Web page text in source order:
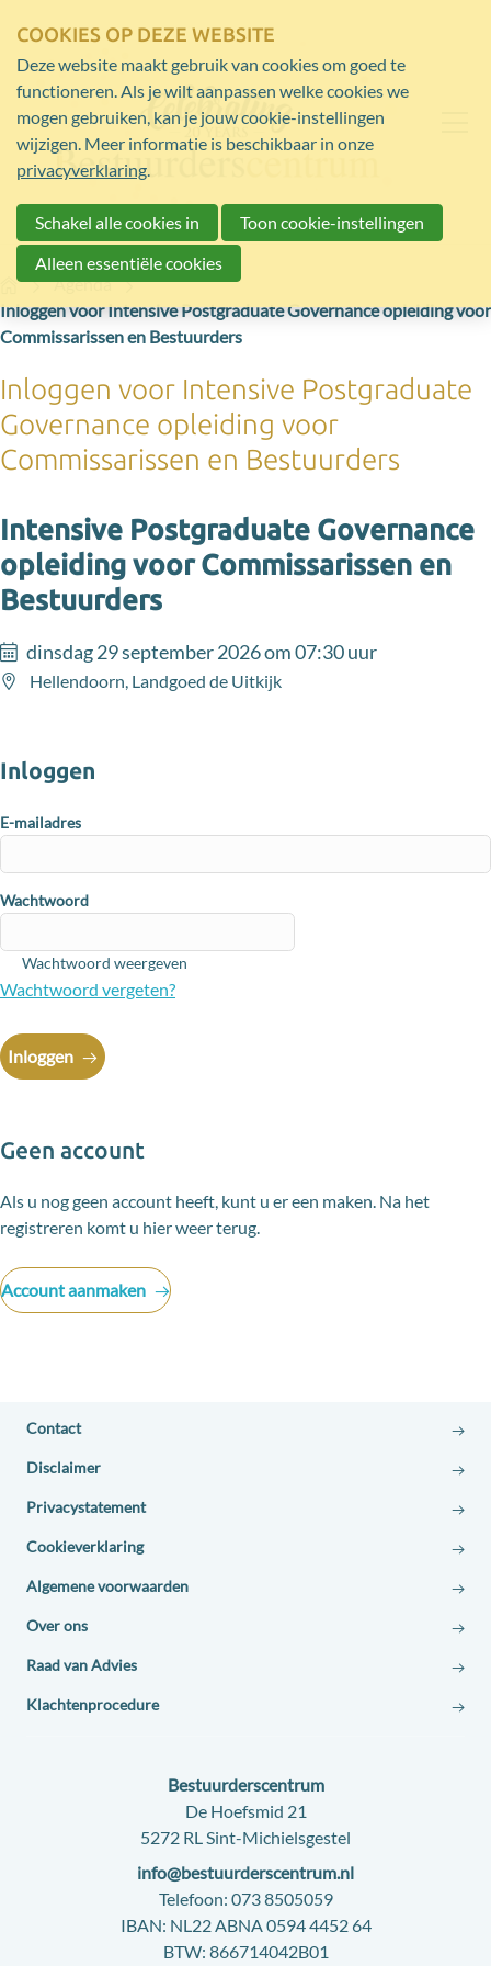
HomeAgenda
Inloggen voor Intensive Postgraduate Governance opleiding voor
Commissarissen en Bestuurders
Inloggen voor Intensive Postgraduate
Governance opleiding voor
Commissarissen en Bestuurders
Intensive Postgraduate Governance
opleiding voor Commissarissen en
Bestuurders
dinsdag 29 september 2026 om 07:30 uur
Hellendoorn, Landgoed de Uitkijk
Inloggen met je account
Inloggen
E-mailadres
Wachtwoord
Wachtwoord weergeven
Wachtwoord vergeten?
Inloggen
Geen account
Account aanmaken
Contact
Disclaimer
Privacystatement
Cookieverklaring
Algemene voorwaarden
Over ons
Raad van Advies
Klachtenprocedure
Contact:
Bestuurderscentrum
Adres:
De Hoefsmid 21
5272 RL Sint-Michielsgestel
E-
mail:
info@bestuurderscentrum.nl
Telefoon: 073 8505059
IBAN: NL22 ABNA 0594 4452 64
BTW: 866714042B01
COOKIES OP DEZE WEBSITE
Deze website maakt gebruik van cookies om goed te
functioneren. Als je wilt aanpassen welke cookies we
mogen gebruiken, kan je jouw cookie-instellingen
wijzigen. Meer informatie is beschikbaar in onze
privacyverklaring.
Schakel alle cookies in
Toon cookie-instellingen
Alleen essentiële cookies